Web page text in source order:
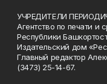
УЧРЕДИТЕЛИ
Агентство по печати
Республики
Издательский дом
Главный редактор
(3473) 25-14-67.